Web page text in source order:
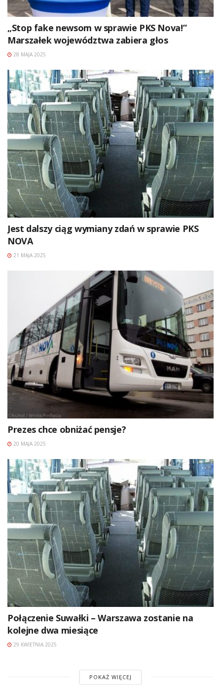
„Stop fake newsom w sprawie PKS Nova!”
Marszałek województwa zabiera głos
28 MAJA 2025
Jest dalszy ciąg wymiany zdań w sprawie PKS
NOVA
21 MAJA 2025
Prezes chce obniżać pensje?
20 MAJA 2025
Połączenie Suwałki – Warszawa zostanie na
kolejne dwa miesiące
29 KWIETNIA 2025
POKAŻ WIĘCEJ